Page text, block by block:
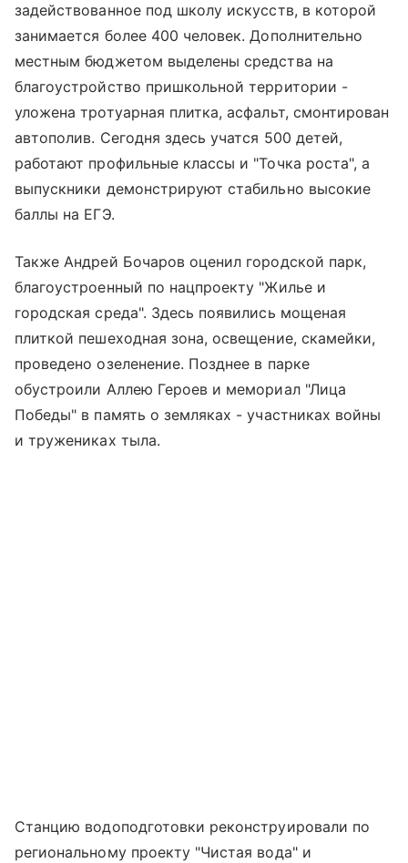
задействованное под школу искусств, в которой
занимается более 400 человек. Дополнительно
местным бюджетом выделены средства на
благоустройство пришкольной территории -
уложена тротуарная плитка, асфальт, смонтирован
автополив. Сегодня здесь учатся 500 детей,
работают профильные классы и "Точка роста", а
выпускники демонстрируют стабильно высокие
баллы на ЕГЭ.
Также Андрей Бочаров оценил городской парк,
благоустроенный по нацпроекту "Жилье и
городская среда". Здесь появились мощеная
плиткой пешеходная зона, освещение, скамейки,
проведено озеленение. Позднее в парке
обустроили Аллею Героев и мемориал "Лица
Победы" в память о земляках - участниках войны
и тружениках тыла.
Станцию водоподготовки реконструировали по
региональному проекту "Чистая вода" и